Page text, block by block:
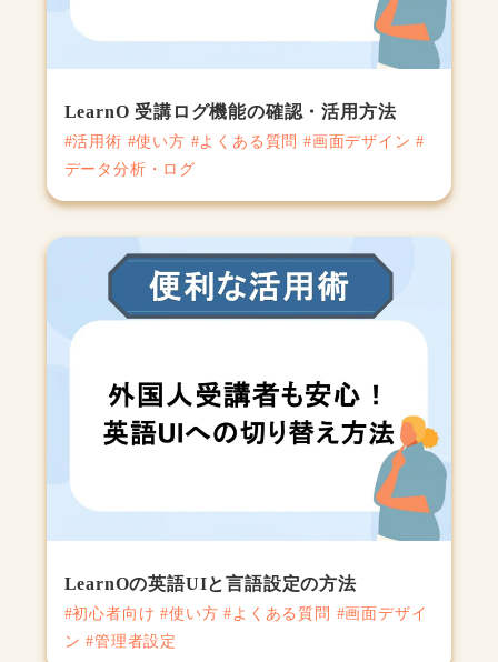
LearnO 受講ログ機能の確認・活用方法
#活用術 #使い方 #よくある質問 #画面デザイン #
データ分析・ログ
LearnOの英語UIと言語設定の方法
#初心者向け #使い方 #よくある質問 #画面デザイ
ン #管理者設定